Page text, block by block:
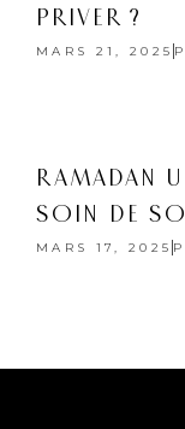
PRIVER ?
MARS 21, 2025
RAMADAN
SOIN DE
MARS 17, 2025